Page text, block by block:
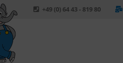
+49 (0) 64 43 - 819 80